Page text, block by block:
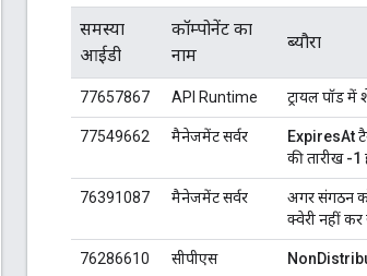
समस्या
आईडी
कॉम्पोनेंट का
नाम
ब्यौरा
77657867 API Runtime ट्रायल पॉड
77549662 मैनेजमेंट सर्वर
ExpiresAt
की तारीख -1
76391087 मैनेजमेंट सर्वर
अगर संगठन
क्वेरी नहीं
76286610 सीपीएस